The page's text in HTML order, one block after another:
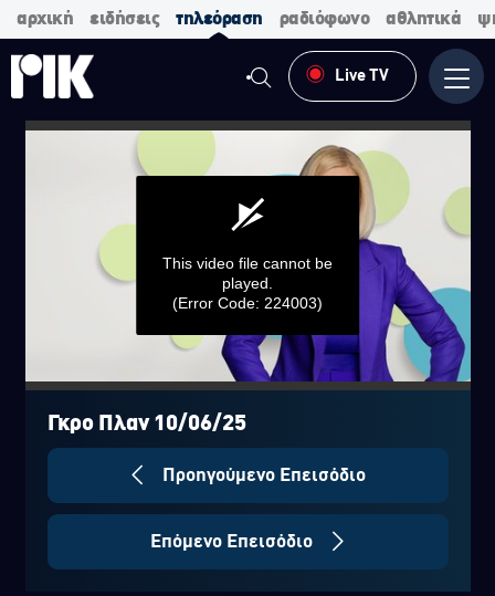
αρχική ειδήσεις τηλεόραση ραδιόφωνο αθλητικά
Live TV
0
seconds
seconds
This video file cannot be
played.
(Error Code: 224003)
Γκρο Πλαν 10/06/25
Προηγούμενο Επεισόδιο
Επόμενο Επεισόδιο